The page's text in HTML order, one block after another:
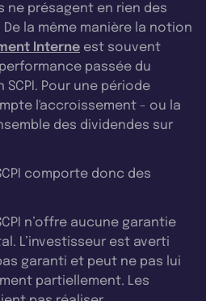
ne présagent en rien des
la même manière la notion
Interne est souvent
passée du
Pour une période
l'accroissement - ou la
des dividendes sur
comporte donc des
n’offre aucune garantie
L’investisseur est averti
garanti et peut ne pas lui
partiellement. Les